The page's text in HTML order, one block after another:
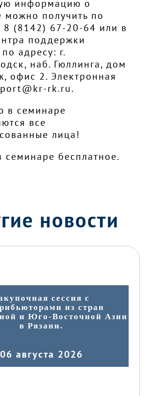
информацию о
можно получить по
8 (8142) 67-20-64 или в
поддержки
адресу: г.
наб. Гюллинга, дом
офис 2. Электронная
rk.ru.
в семинаре
все
лица!
семинаре бесплатное.
новости
сессия с
из стран
и Юго-Восточной Азии
в Рязани.
06 августа 2026